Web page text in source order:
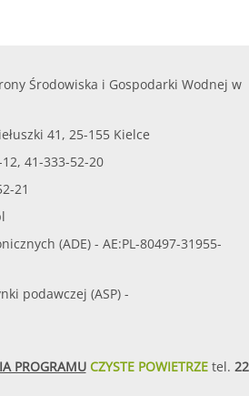
Środowiska i Gospodarki Wodnej w
41, 25-155 Kielce
41-333-52-20
21
(ADE) - AE:PL-80497-31955-
podawczej (ASP) -
PROGRAMUCZYSTE POWIETRZEtel. 22